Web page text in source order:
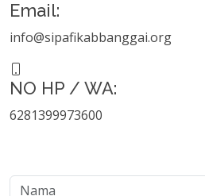
Email:
info@sipafikabbanggai.org
NO HP / WA:
6281399973600